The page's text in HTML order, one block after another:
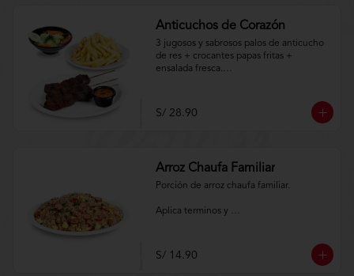
Anticuchos de Corazón
3 jugosos y sabrosos palos de anticucho
de res + crocantes papas fritas +
ensalada fresca.
condiciones.https://www.lenaycarbon.co
m/TYCGenerales
S/ 28.90
Arroz Chaufa Familiar
Porción de arroz chaufa familiar.
Aplica terminos y
S/ 14.90